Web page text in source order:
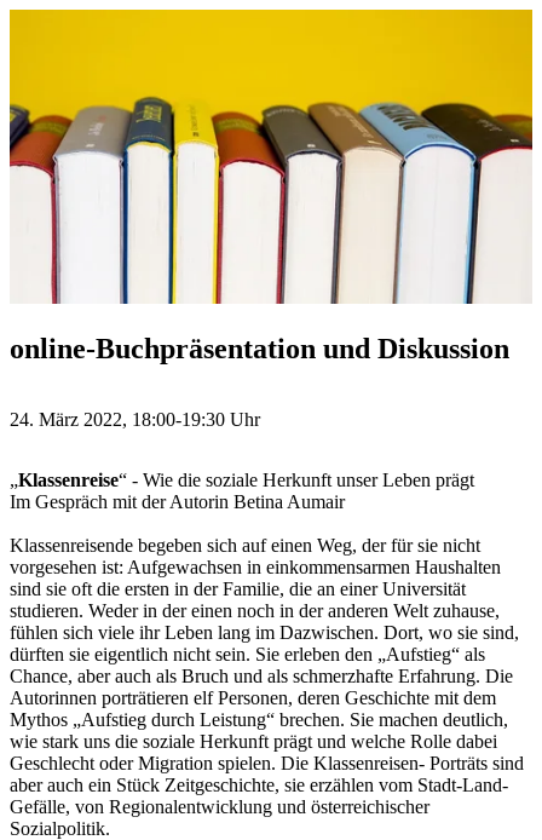
online-Buchpräsentation und Diskussion
24. März 2022, 18:00-19:30 Uhr
„Klassenreise“ - Wie die soziale Herkunft unser Leben prägt
Im Gespräch mit der Autorin Betina Aumair
Klassenreisende begeben sich auf einen Weg, der für sie nicht
vorgesehen ist: Aufgewachsen in einkommensarmen Haushalten
sind sie oft die ersten in der Familie, die an einer Universität
studieren. Weder in der einen noch in der anderen Welt zuhause,
fühlen sich viele ihr Leben lang im Dazwischen. Dort, wo sie sind,
dürften sie eigentlich nicht sein. Sie erleben den „Aufstieg“ als
Chance, aber auch als Bruch und als schmerzhafte Erfahrung. Die
Autorinnen porträtieren elf Personen, deren Geschichte mit dem
Mythos „Aufstieg durch Leistung“ brechen. Sie machen deutlich,
wie stark uns die soziale Herkunft prägt und welche Rolle dabei
Geschlecht oder Migration spielen. Die Klassenreisen- Porträts sind
aber auch ein Stück Zeitgeschichte, sie erzählen vom Stadt-Land-
Gefälle, von Regionalentwicklung und österreichischer
Sozialpolitik.